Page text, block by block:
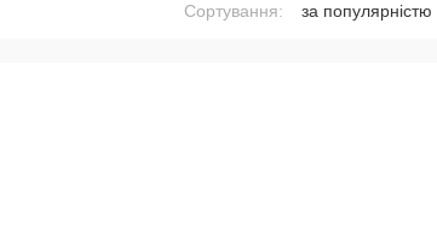
Сортування: за популярністю